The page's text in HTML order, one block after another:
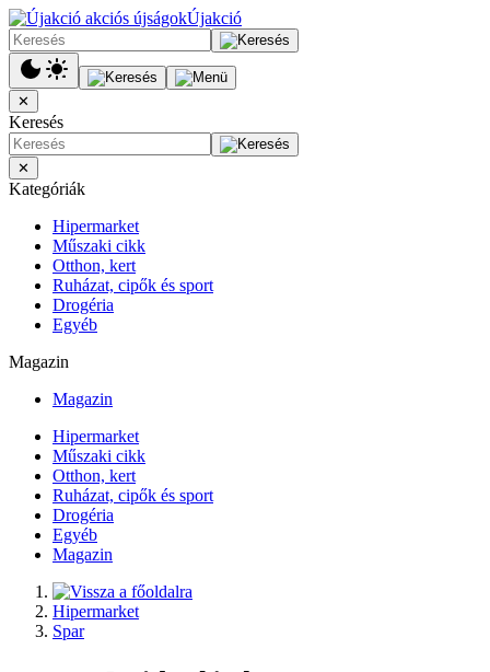
Újakció
✕
Keresés
✕
Kategóriák
Hipermarket
Műszaki cikk
Otthon, kert
Ruházat, cipők és sport
Drogéria
Egyéb
Magazin
Magazin
Hipermarket
Műszaki cikk
Otthon, kert
Ruházat, cipők és sport
Drogéria
Egyéb
Magazin
Hipermarket
Spar